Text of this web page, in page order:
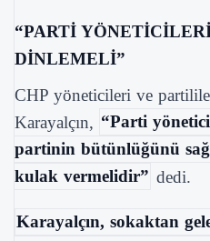
“PARTİ
DİNLEMELİ”
CHP yöneticileri ve
Karayalçın, “Parti
partinin bütünlüğünü
kulak vermelidir” dedi.
Karayalçın, sokaktan